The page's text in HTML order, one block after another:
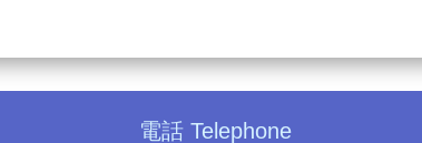
電話 Telephone